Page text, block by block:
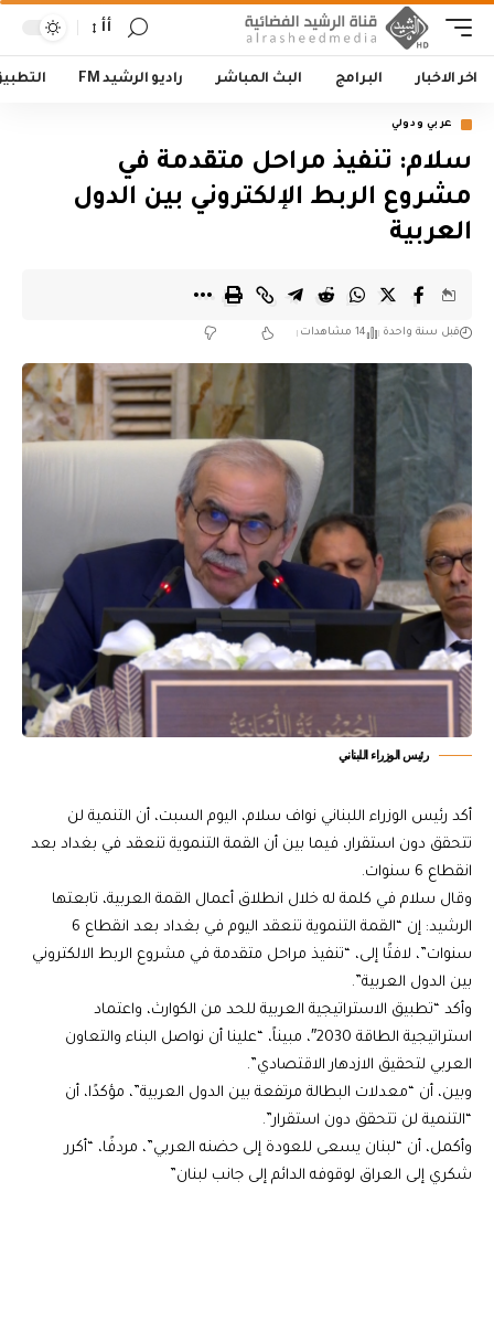
أأ
اخر الاخبار البرامج البث المباشر راديو الرشيد FM
عربي ودولي
سلام: تنفيذ مراحل متقدمة في
مشروع الربط الإلكتروني بين الدول
العربية
قبل سنة واحدة 14 مشاهدات
رئيس الوزراء اللبناني
أكد رئيس الوزراء اللبناني نواف سلام، اليوم السبت، أن التنمية لن
تتحقق دون استقرار، فيما بين أن القمة التنموية تنعقد في بغداد بعد
انقطاع 6 سنوات.
وقال سلام في كلمة له خلال انطلاق أعمال القمة العربية، تابعتها
الرشيد: إن “القمة التنموية تنعقد اليوم في بغداد بعد انقطاع 6
سنوات”، لافتًا إلى، “تنفيذ مراحل متقدمة في مشروع الربط الالكتروني
بين الدول العربية”.
وأكد “تطبيق الاستراتيجية العربية للحد من الكوارث، واعتماد
استراتيجية الطاقة 2030″، مبيناً، “علينا أن نواصل البناء والتعاون
العربي لتحقيق الازدهار الاقتصادي”.
وبين، أن “معدلات البطالة مرتفعة بين الدول العربية”، مؤكدًا، أن
“التنمية لن تتحقق دون استقرار”.
وأكمل، أن “لبنان يسعى للعودة إلى حضنه العربي”، مردفًا، “أكرر
شكري إلى العراق لوقوفه الدائم إلى جانب لبنان”